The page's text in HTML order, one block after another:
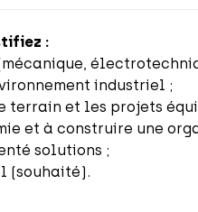
:
industriel ;
terrain et les projets
et à construire une
solutions ;
(souhaité).